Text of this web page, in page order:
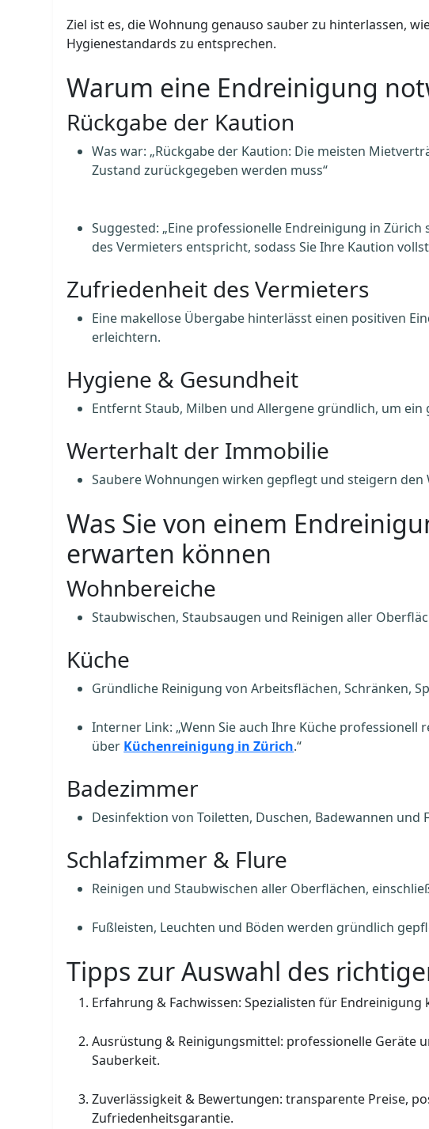
Ziel ist es, die Wohnung genauso sauber zu hinterlassen,
Hygienestandards zu entsprechen.
Warum eine Endreinigung
Rückgabe der Kaution
Was war: „Rückgabe der Kaution: Die meisten
Zustand zurückgegeben werden muss“
Suggested: „Eine professionelle Endreinigung in
des Vermieters entspricht, sodass Sie Ihre Kaution
Zufriedenheit des Vermieters
Eine makellose Übergabe hinterlässt einen positiven
erleichtern.
Hygiene & Gesundheit
Entfernt Staub, Milben und Allergene gründlich, um
Werterhalt der Immobilie
Saubere Wohnungen wirken gepflegt und steigern den
Was Sie von einem
erwarten können
Wohnbereiche
Staubwischen, Staubsaugen und Reinigen aller
Küche
Gründliche Reinigung von Arbeitsflächen, Schränken,
Interner Link: „Wenn Sie auch Ihre Küche
über Küchenreinigung in Zürich.“
Badezimmer
Desinfektion von Toiletten, Duschen, Badewannen und
Schlafzimmer & Flure
Reinigen und Staubwischen aller Oberflächen,
Fußleisten, Leuchten und Böden werden gründlich
Tipps zur Auswahl des
Erfahrung & Fachwissen: Spezialisten für
Ausrüstung & Reinigungsmittel: professionelle Geräte
Sauberkeit.
Zuverlässigkeit & Bewertungen: transparente Preise,
Zufriedenheitsgarantie.